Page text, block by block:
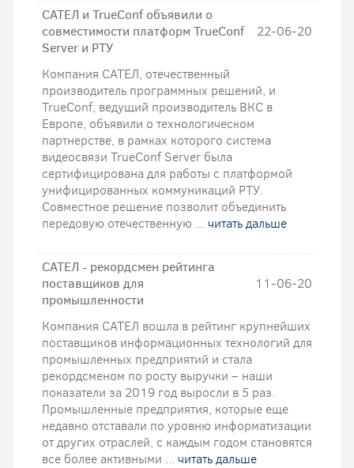
САТЕЛ и TrueConf объявили о
совместимости платформ TrueConf
Server и РТУ
22-06-20
Компания САТЕЛ, отечественный
производитель программных решений, и
TrueConf, ведущий производитель ВКС в
Европе, объявили о технологическом
партнерстве, в рамках которого система
видеосвязи TrueConf Server была
сертифицирована для работы с платформой
унифицированных коммуникаций РТУ.
Совместное решение позволит объединить
передовую отечественную ... читать дальше
САТЕЛ - рекордсмен рейтинга
поставщиков для
промышленности
11-06-20
Компания САТЕЛ вошла в рейтинг крупнейших
поставщиков информационных технологий для
промышленных предприятий и стала
рекордсменом по росту выручки – наши
показатели за 2019 год выросли в 5 раз.
Промышленные предприятия, которые еще
недавно отставали по уровню информатизации
от других отраслей, с каждым годом становятся
все более активными ... читать дальше